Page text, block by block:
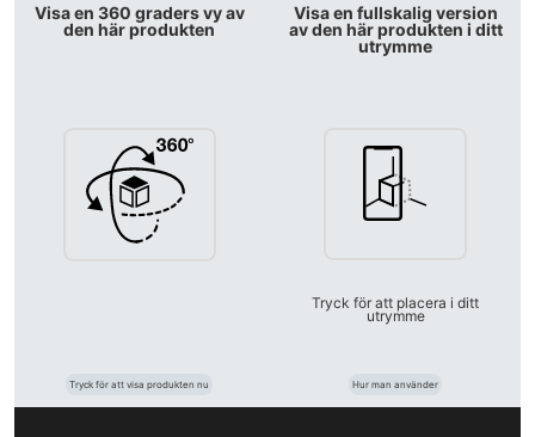
Visa en 360 graders vy av
den här produkten
Tryck för att visa produkten nu
Visa en fullskalig version
av den här produkten i ditt
utrymme
Tryck för att placera i ditt
utrymme
Hur man använder